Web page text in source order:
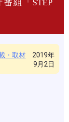
番組「STEP
・取材 2019年
9月2日